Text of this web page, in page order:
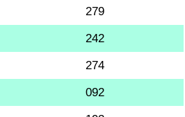
279
242
274
092